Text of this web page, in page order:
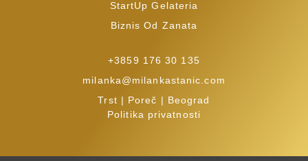
StartUp Gelateria
Biznis Od Zanata
+3859 176 30 135
milanka@milankastanic.com
Trst | Poreč | Beograd
Politika privatnosti